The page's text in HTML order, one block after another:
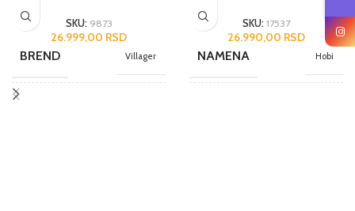
SKU: 9873
26.999,00 RSD
BREND Villager
SKU: 17537
26.990,00 RSD
NAMENA Hobi